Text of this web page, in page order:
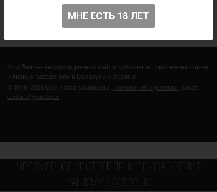
Не нашли ваш бар или магазин в каталоге?
ДОБАВЬТЕ ЗАВЕДЕНИЕ
Your.Beer — информационный сайт и мобильное приложение о пиве
и пивных заведениях в Беларуси и Украине
© 2016–2026 Все права защищены. Положения и условия. Email:
contact@your.beer
ЧРЕЗМЕРНОЕ УПОТРЕБЛЕНИЕ ПИВА ВРЕДИТ
ВАШЕМУ ЗДОРОВЬЮ
МНЕ ЕСТЬ 18 ЛЕТ